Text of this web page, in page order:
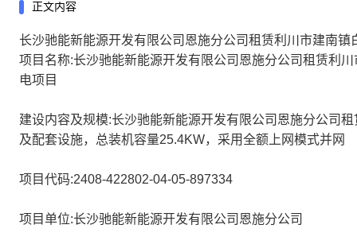
正文内容
长沙驰能新能源开发有限公司恩施分公司租赁利川市建南
项目名称:长沙驰能新能源开发有限公司恩施分公司租赁利
电项目
建设内容及规模:长沙驰能新能源开发有限公司恩施分公司
及配套设施，总装机容量25.4KW，采用全额上网模式并网
项目代码:2408-422802-04-05-897334
项目单位:长沙驰能新能源开发有限公司恩施分公司